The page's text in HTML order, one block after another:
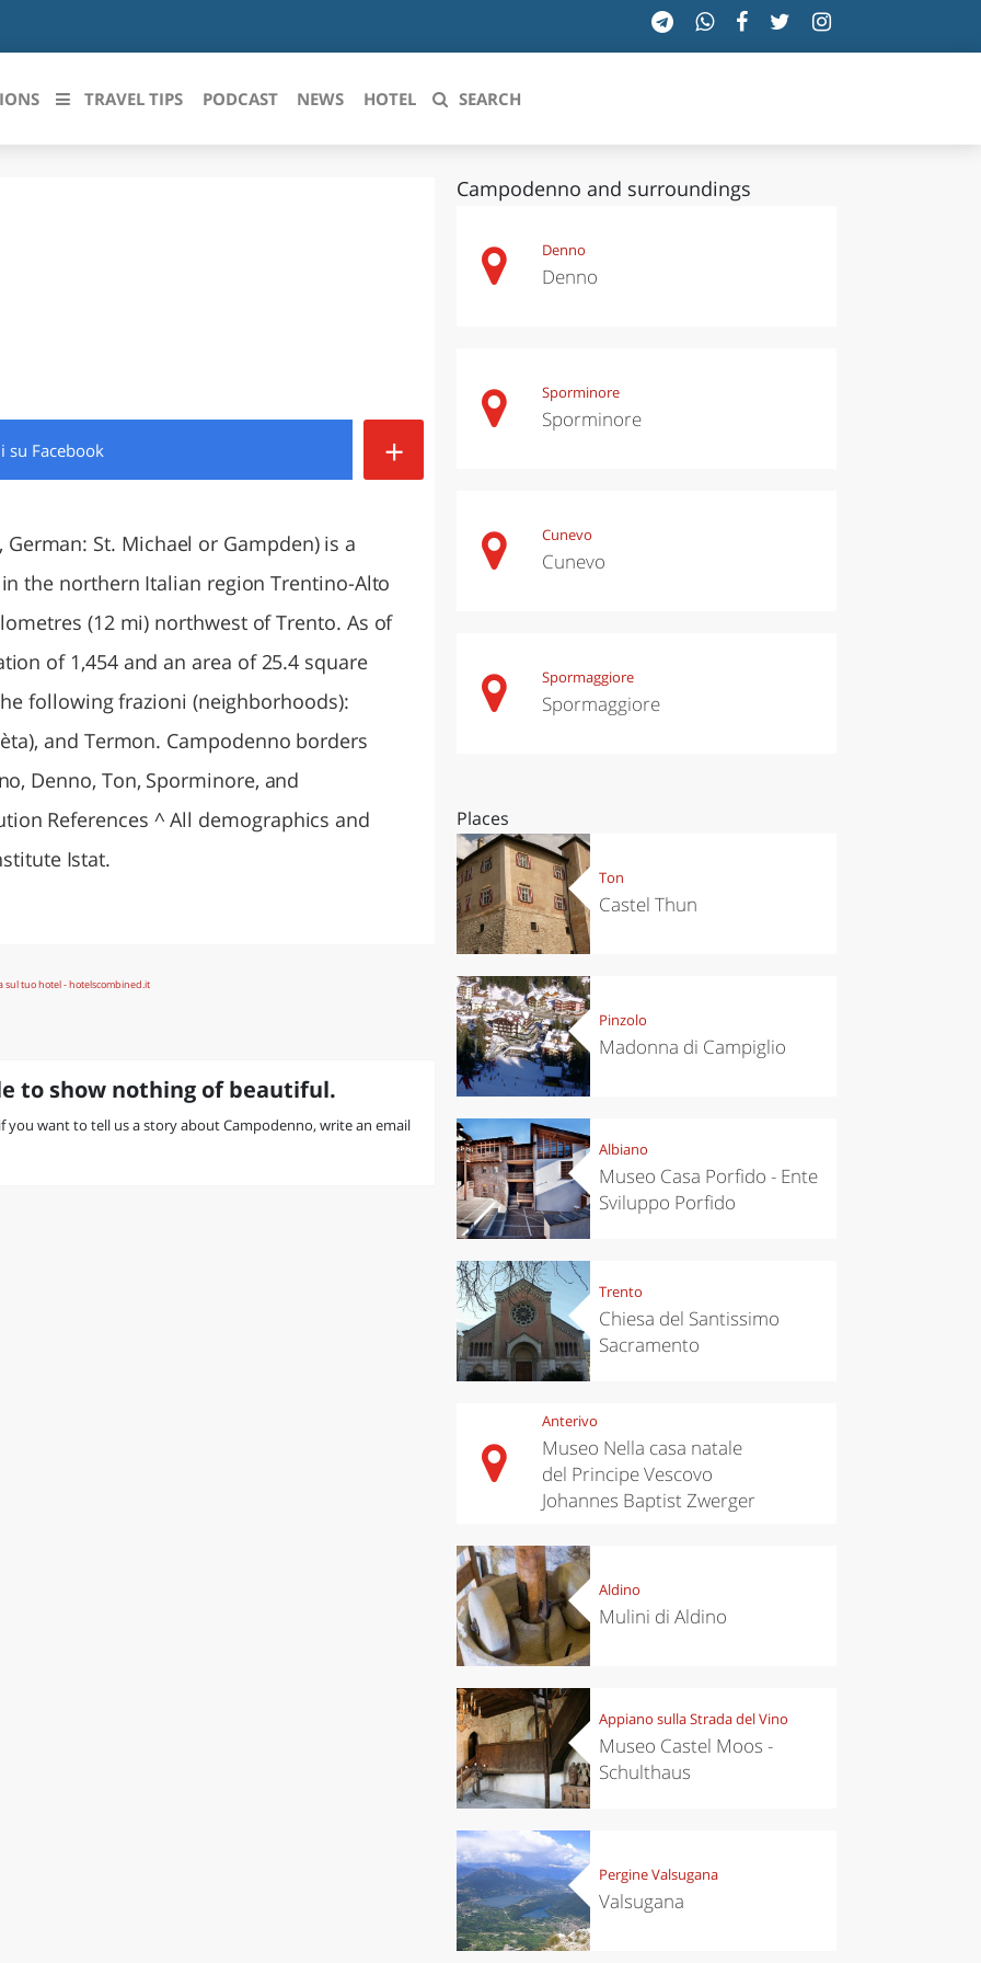
ROMAGNA PIEMONTE
TOSCANA
VALLE D'AOSTA
TRAVEL TIPS PODCAST NEWS HOTEL SEARCH
su Facebook +
St. Michael or Gampden) is a
the northern Italian region Trentino-Alto
(12 mi) northwest of Trento. As of
of 1,454 and an area of 25.4 square
following frazioni (neighborhoods):
and Termon. Campodenno borders
Denno, Ton, Sporminore, and
References ^ All demographics and
Istat.
to show nothing of beautiful.
you want to tell us a story about Campodenno, write an email
Campodenno and surroundings
Denno
Denno
Sporminore
Sporminore
Cunevo
Cunevo
Spormaggiore
Spormaggiore
Places
Ton
Castel Thun
Pinzolo
Madonna di Campiglio
Albiano
Museo Casa Porfido - Ente
Sviluppo Porfido
Trento
Chiesa del Santissimo
Sacramento
Anterivo
Museo Nella casa natale
del Principe Vescovo
Johannes Baptist Zwerger
Aldino
Mulini di Aldino
Appiano sulla Strada del Vino
Museo Castel Moos -
Schulthaus
Pergine Valsugana
Valsugana